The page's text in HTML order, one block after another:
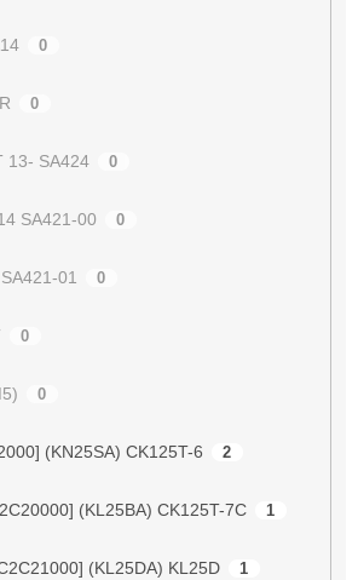
0
0
13- SA424 0
SA421-00 0
01 0
0
0
(KN25SA) CK125T-6 2
(KL25BA) CK125T-7C 1
(KL25DA) KL25D 1